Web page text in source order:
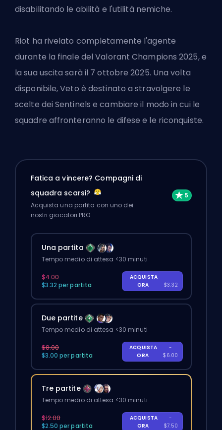
disabilitando le abilità e l'utilità nemiche.
Riot ha rivelato completamente l'agente
durante la finale del Valorant Champions 2025, e
la sua uscita sarà il 7 ottobre 2025. Una volta
disponibile, Veto è destinato a stravolgere le
scelte dei Sentinels e cambiare il modo in cui le
squadre affronteranno le difese e le riconquiste.
Fatica a vincere? Compagni di
squadra scarsi?
Acquista una partita con uno dei
nostri giocatori PRO.
Una partita
Tempo medio di attesa <30 minuti
$4.00
$3.32 per partita
ACQUISTA
ORA
-
$3.32
Due partite
Tempo medio di attesa <30 minuti
$8.00
$3.00 per partita
ACQUISTA
ORA
-
$6.00
Tre partite
Tempo medio di attesa <30 minuti
$12.00
$2.50 per partita
ACQUISTA
ORA
-
$7.50